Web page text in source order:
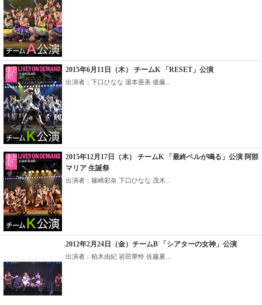
2015年6月11日（木） チームK 「RESET」公演
出演者：下口ひなな 湯本亜美 後藤...
2015年12月17日（木） チームK 「最終ベルが鳴る」公演 阿部
マリア 生誕祭
出演者：篠崎彩奈 下口ひなな 茂木...
2012年2月24日（金）チームB 「シアターの女神」公演
出演者：柏木由紀 岩田華怜 佐藤夏...